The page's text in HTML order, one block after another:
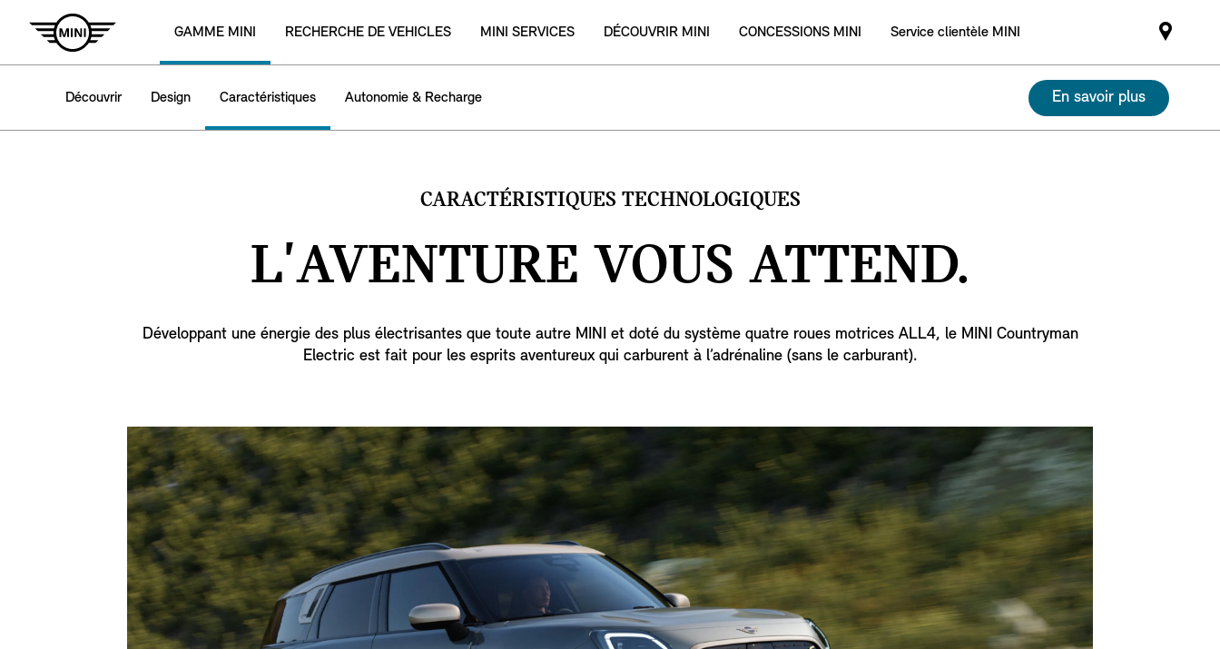
GAMME MINI RECHERCHE DE VEHICLES MINI SERVICES DÉCOUVRIR MINI CONCESSIONS MINI Service clientèle MINI
Mini
dealer
Découvrir Design Caractéristiques Autonomie & Recharge En savoir plus
CARACTÉRISTIQUES TECHNOLOGIQUES
L'AVENTURE VOUS ATTEND.
Développant une énergie des plus électrisantes que toute autre MINI et doté du système quatre roues motrices ALL4, le MINI Countryman
Electric est fait pour les esprits aventureux qui carburent à l’adrénaline (sans le carburant).